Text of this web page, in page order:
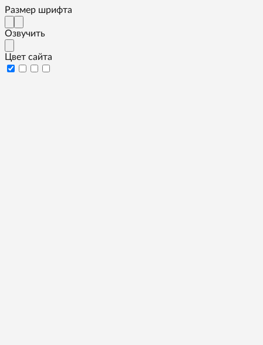
Размер шрифта
Озвучить
Цвет сайта